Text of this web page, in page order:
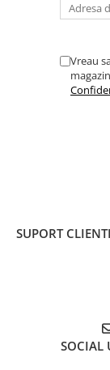
Vreau
SUPORT CLIENTI
SOCIAL